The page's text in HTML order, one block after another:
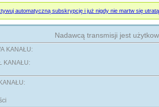
automatyczną subskrypcję i już nigdy nie martw się
Nadawcą transmisji jest
KANAŁU:
KANAŁU: